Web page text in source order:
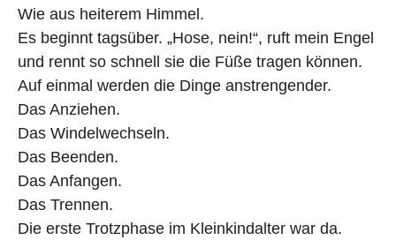
Wie aus heiterem Himmel.
Es beginnt tagsüber. „Hose, nein!“, ruft mein Engel
und rennt so schnell sie die Füße tragen können.
Auf einmal werden die Dinge anstrengender.
Das Anziehen.
Das Windelwechseln.
Das Beenden.
Das Anfangen.
Das Trennen.
Die erste Trotzphase im Kleinkindalter war da.